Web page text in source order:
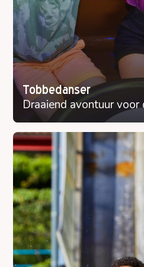
Tobbedanser
Draaiend avontuur